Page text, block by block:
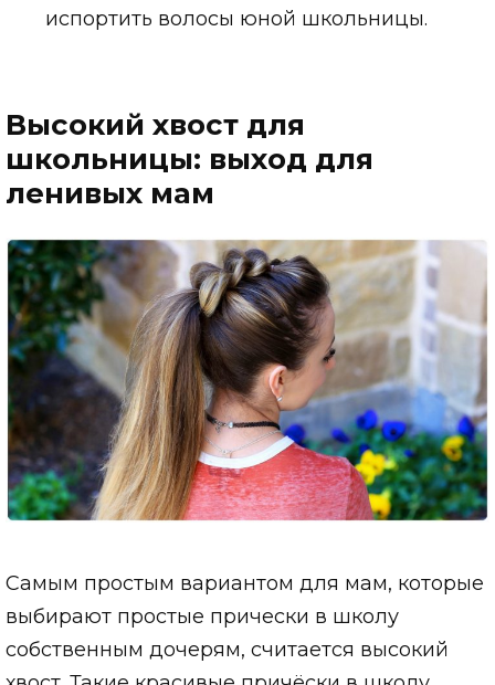
испортить волосы юной школьницы.
Высокий хвост для
школьницы: выход для
ленивых мам
Самым простым вариантом для мам, которые
выбирают простые прически в школу
собственным дочерям, считается высокий